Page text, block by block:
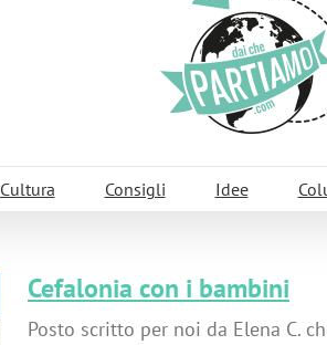
Cultura Consigli Idee
Cefalonia con i bambini
Posto scritto per noi da Elena C.